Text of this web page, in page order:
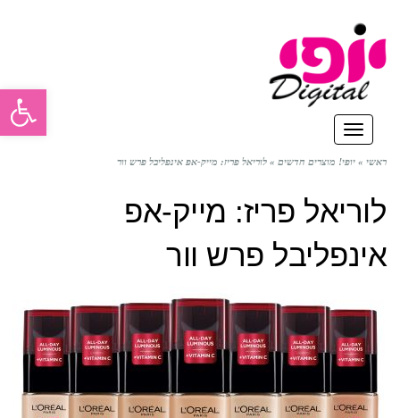
תפריט
ראשי » יופי! מוצרים חדשים » לוריאל פריז: מייק-אפ אינפליבל פרש וור
לוריאל פריז: מייק-אפ
אינפליבל פרש וור
פתח